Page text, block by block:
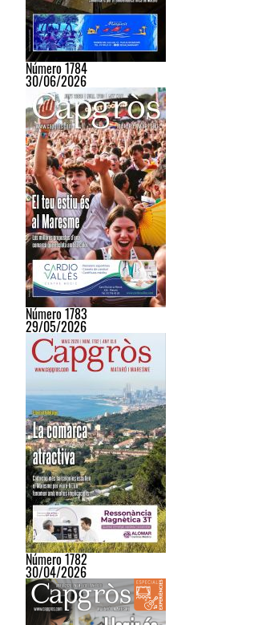
Número 1784
30/06/2026
Número 1783
29/05/2026
Número 1782
30/04/2026